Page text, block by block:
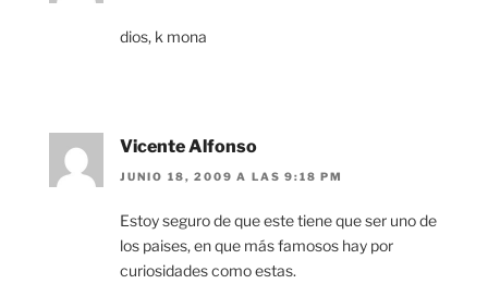
dios, k mona
Vicente Alfonso
JUNIO 18, 2009 A LAS 9:18 PM
Estoy seguro de que este tiene que ser uno de
los paises, en que más famosos hay por
curiosidades como estas.